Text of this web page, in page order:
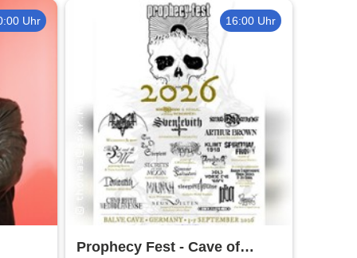
Uhr 16:00 Uhr
Prophecy Fest - Cave of